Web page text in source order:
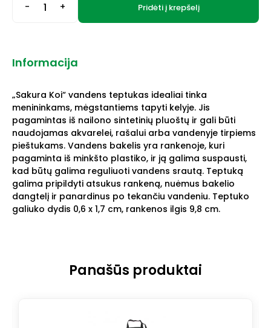
- + Pridėti į krepšelį
Informacija
„Sakura Koi“ vandens teptukas idealiai tinka
menininkams, mėgstantiems tapyti kelyje. Jis
pagamintas iš nailono sintetinių pluoštų ir gali būti
naudojamas akvarelei, rašalui arba vandenyje tirpiems
pieštukams. Vandens bakelis yra rankenoje, kuri
pagaminta iš minkšto plastiko, ir ją galima suspausti,
kad būtų galima reguliuoti vandens srautą. Teptuką
galima pripildyti atsukus rankeną, nuėmus bakelio
dangtelį ir panardinus po tekančiu vandeniu. Teptuko
galiuko dydis 0,6 x 1,7 cm, rankenos ilgis 9,8 cm.
Panašūs produktai